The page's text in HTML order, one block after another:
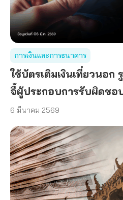
การเงินและการธนาคาร
ใช้บัตรเติมเงินเที่ยวนอก
จี้ผู้ประกอบการรับผิดชอ
6 มีนาคม 2569